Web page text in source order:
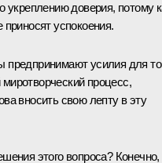
укреплению доверия, потому
приносят успокоения.
предпринимают усилия для
процесс,
вносить свою лепту в эту
этого вопроса? Конечно,